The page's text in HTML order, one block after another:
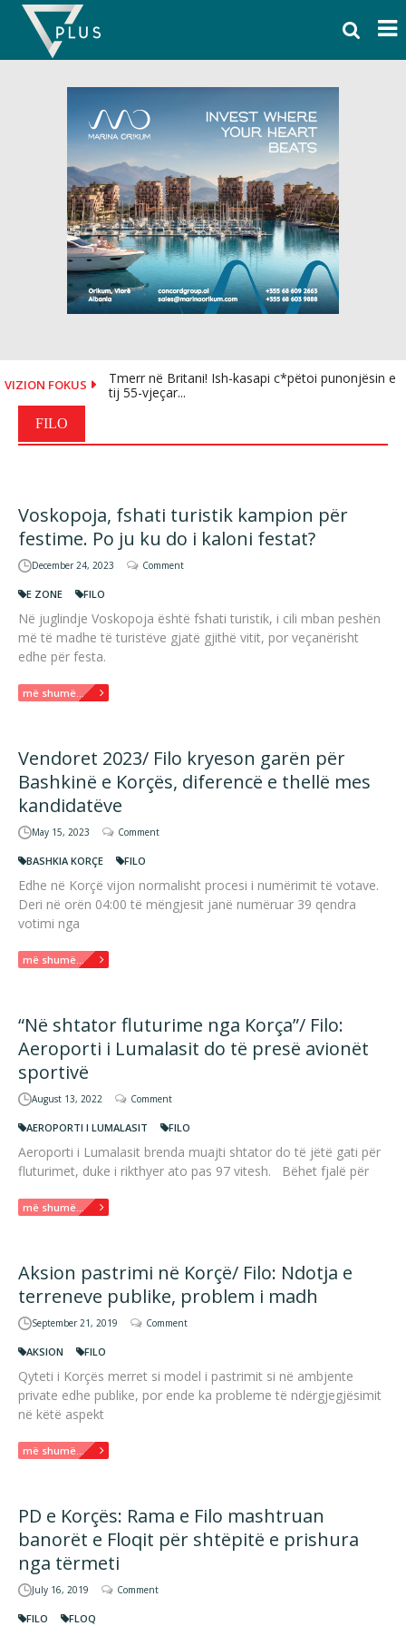
Skip
content
VIZION FOKUS
Tmerr në Britani! Ish-kasapi c*pëtoi punonjësin e
tij 55-vjeçar...
FILO
Voskopoja, fshati turistik kampion për
festime. Po ju ku do i kaloni festat?
December 24, 2023 Comment
E ZONE FILO
Në juglindje Voskopoja është fshati turistik, i cili mban peshën
më të madhe të turistëve gjatë gjithë vitit, por veçanërisht
edhe për festa.
më shumë...
Vendoret 2023/ Filo kryeson garën për
Bashkinë e Korçës, diferencë e thellë mes
kandidatëve
May 15, 2023 Comment
BASHKIA KORÇE FILO
Edhe në Korçë vijon normalisht procesi i numërimit të votave.
Deri në orën 04:00 të mëngjesit janë numëruar 39 qendra
votimi nga
më shumë...
“Në shtator fluturime nga Korça”/ Filo:
Aeroporti i Lumalasit do të presë avionët
sportivë
August 13, 2022 Comment
AEROPORTI I LUMALASIT FILO
Aeroporti i Lumalasit brenda muajti shtator do të jëtë gati për
fluturimet, duke i rikthyer ato pas 97 vitesh. Bëhet fjalë për
më shumë...
Aksion pastrimi në Korçë/ Filo: Ndotja e
terreneve publike, problem i madh
September 21, 2019 Comment
AKSION FILO
Qyteti i Korçës merret si model i pastrimit si në ambjente
private edhe publike, por ende ka probleme të ndërgjegjësimit
në këtë aspekt
më shumë...
PD e Korçës: Rama e Filo mashtruan
banorët e Floqit për shtëpitë e prishura
nga tërmeti
July 16, 2019 Comment
FILO FLOQ